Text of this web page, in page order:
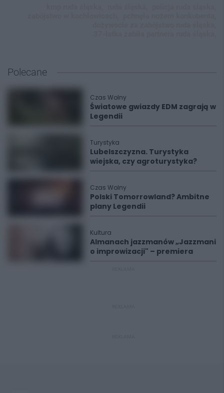
Polecane
Czas Wolny
Światowe gwiazdy EDM zagrają w
Legendii
Turystyka
Lubelszczyzna. Turystyka
wiejska, czy agroturystyka?
Czas Wolny
Polski Tomorrowland? Ambitne
plany Legendii
Kultura
Almanach jazzmanów „Jazzmani
o improwizacji" – premiera